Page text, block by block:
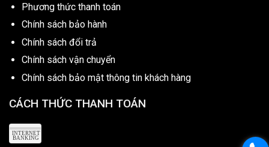
Phương thức thanh toán
Chính sách bảo hành
Chính sách đổi trả
Chính sách vận chuyển
Chính sách bảo mật thông tin khách hàng
CÁCH THỨC THANH TOÁN